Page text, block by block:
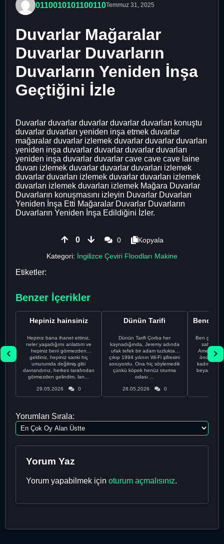
0110010101100110Temmuz 31, 2025
Duvarlar Mağaralar
Duvarlar Duvarların
Duvarların Yeniden İnşa
Geçtiğini İzle
Duvarlar duvarlar duvarlar duvarlar duvarları konuştu
duvarlar duvarları yeniden inşa etmek duvarlar
mağaralar duvarlar izlemek duvarlar duvarlar duvarları
yeniden inşa duvarlar duvarlar duvarlar duvarları
yeniden inşa duvarlar duvarlar cave cave cave laine
duvarı izlemek duvarlar duvarlar duvarları izlemek
duvarlar duvarları izlemek duvarlar duvarları izlemek
duvarları izlemek duvarları izlemek Mağara Duvarlar
Duvarların konuşmasını izleyin Duvarlar Duvarları
Yeniden İnşa Etti Mağaralar Duvarlar Duvarların
Duvarların Yeniden İnşa Edildiğini İzler.
0 0
Kopyala
Kategori: İngilizce Çeviri Floodları Makine
Etiketler:
Benzer İçerikler
Hepiniz hainsiniz
Hepiniz bana ihanet ettiniz,
neler yaşadığımı anlattım ve
hepiniz beni görmezden
geldiniz, hepiniz sanki hiç
umurumda değilmiş gibi
davrandınız, herkes tarafından
görmezden gelindim, lan...
29.05.2026 0
Dünün Tarifi
Dünün Tarifi Çorba her
kaynadığında, Jeremy adında
ufak tefek bir adam tuzluktan
çıkıp 1994 yılının Wi-Fi şifresini
soruyordu. Ona hiç söylemedik
çünkü köpek henüz oturma
odası ...
28.05.2026 0
Ben gururlu
sahip
önce
kadınla
beyaz
Yorumları Sırala:
Yorum Yaz
Yorum yapabilmek için oturum açmalısınız.